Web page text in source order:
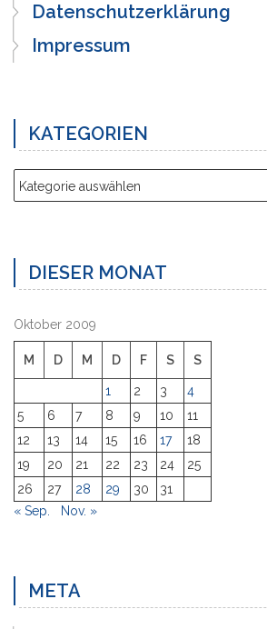
Datenschutzerklärung
Impressum
KATEGORIEN
Kategorien
DIESER MONAT
Oktober 2009
M D M D F S S
1 2 3
4
5
6 7 8 9 10
11
12
13 14 15 16 17
18
19
20 21 22 23 24
25
26
27 28 29 30
31
« Sep.
Nov. »
META